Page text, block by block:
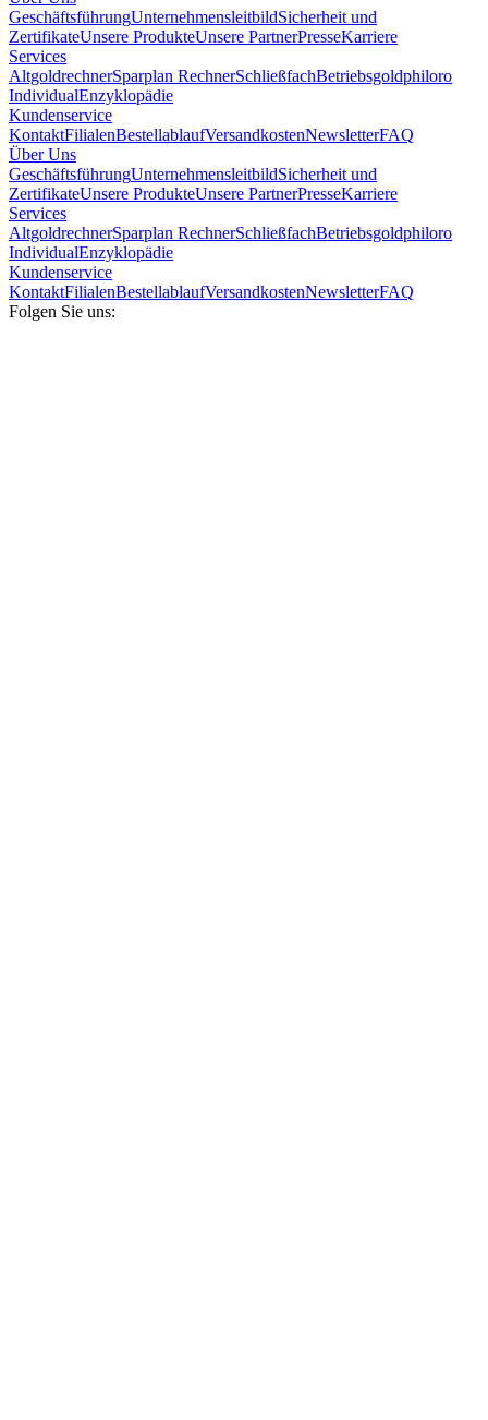
GeschäftsführungUnternehmensleitbildSicherheit und
ZertifikateUnsere ProdukteUnsere PartnerPresseKarriere
Services
AltgoldrechnerSparplan RechnerSchließfachBetriebsgoldphiloro
IndividualEnzyklopädie
Kundenservice
KontaktFilialenBestellablaufVersandkostenNewsletterFAQ
Über Uns
GeschäftsführungUnternehmensleitbildSicherheit und
ZertifikateUnsere ProdukteUnsere PartnerPresseKarriere
Services
AltgoldrechnerSparplan RechnerSchließfachBetriebsgoldphiloro
IndividualEnzyklopädie
Kundenservice
KontaktFilialenBestellablaufVersandkostenNewsletterFAQ
Folgen Sie uns: